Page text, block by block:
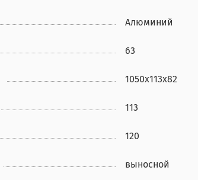
Алюминий
63
1050х113х82
113
120
выносной